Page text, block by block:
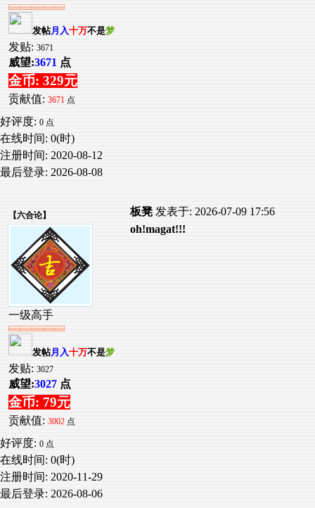
发帖月入十万不是梦
发贴: 3671
威望:3671 点
金币: 329元
贡献值: 3671 点
好评度: 0 点
在线时间: 0(时)
注册时间: 2020-08-12
最后登录: 2026-08-08
【六合论】
一级高手
发帖月入十万不是梦
发贴: 3027
威望:3027 点
金币: 79元
贡献值: 3002 点
好评度: 0 点
在线时间: 0(时)
注册时间: 2020-11-29
最后登录: 2026-08-06
板凳 发表于: 2026-07-09 17:56
oh!magat!!!